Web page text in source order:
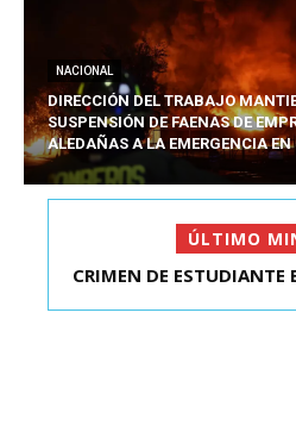
NACIONAL
DIRECCIÓN DEL TRABAJO
SUSPENSIÓN DE FAENAS DE
ALEDAÑAS A LA EMERGENCIA EN
ÚLTIMO
FIESTA EN EL